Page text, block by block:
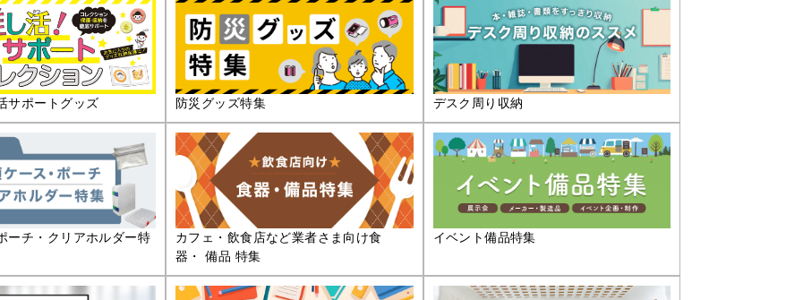
サポートグッズ 防災グッズ特集 デスク周り収納
ーチ・クリアホルダー特
カフェ・飲食店など業者さま向け食
器・ 備品 特集
イベント備品特集